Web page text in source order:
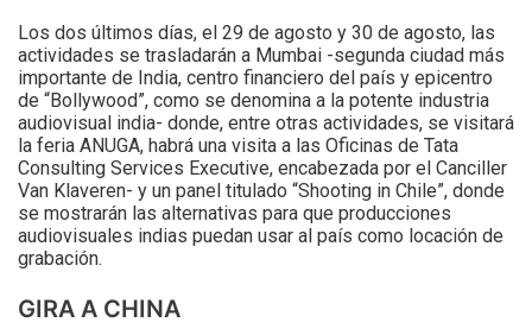
Los dos últimos días, el 29 de agosto y 30 de agosto, las
actividades se trasladarán a Mumbai -segunda ciudad más
importante de India, centro financiero del país y epicentro
de “Bollywood”, como se denomina a la potente industria
audiovisual india- donde, entre otras actividades, se visitará
la feria ANUGA, habrá una visita a las Oficinas de Tata
Consulting Services Executive, encabezada por el Canciller
Van Klaveren- y un panel titulado “Shooting in Chile”, donde
se mostrarán las alternativas para que producciones
audiovisuales indias puedan usar al país como locación de
grabación.
GIRA A CHINA